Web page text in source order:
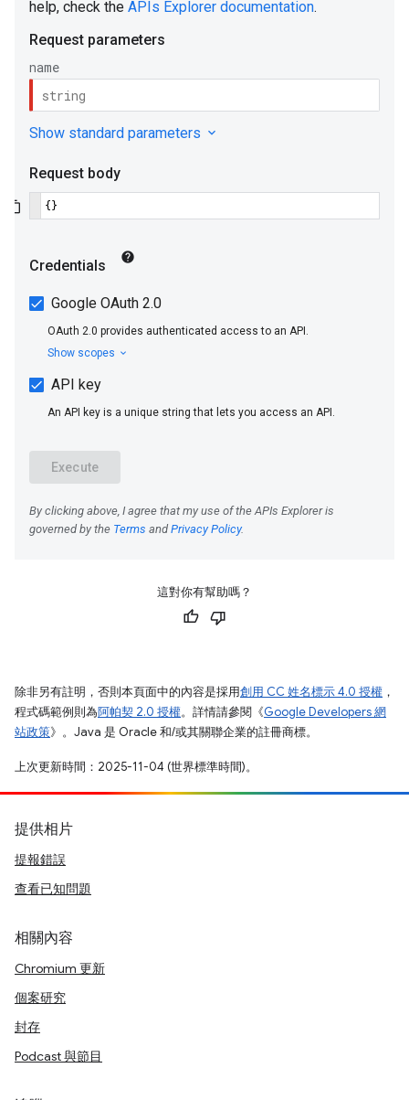
這對你有幫助嗎？
除非另有註明，否則本頁面中的內容是採用創用 CC 姓名標示 4.0 授權 ，
程式碼範例則為阿帕契 2.0 授權。詳情請參閱《Google Developers 網
站政策》。Java 是 Oracle 和/或其關聯企業的註冊商標。
上次更新時間：2025-11-04 (世界標準時間)。
提供相片
提報錯誤
查看已知問題
相關內容
Chromium 更新
個案研究
封存
Podcast 與節目